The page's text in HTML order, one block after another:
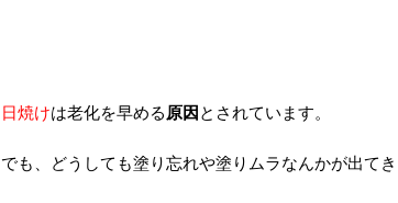
日焼けは老化を早める 原因 とされています。
でも、どうしても塗り忘れや塗りムラなんかが出てき